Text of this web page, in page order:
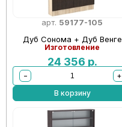
арт. 59177-105
Дуб Сонома + Дуб Венге
Изготовление
24 356 р.
−
+
В корзину